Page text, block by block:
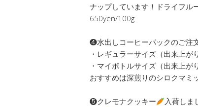
ナップしています！ドライフル
650yen/100g
❹水出しコーヒーパックのご注
・レギュラーサイズ（出来上
・マイボトルサイズ（出来上
おすすめは深煎りのシロクマミ
❺クレモナクッキー
入荷しま